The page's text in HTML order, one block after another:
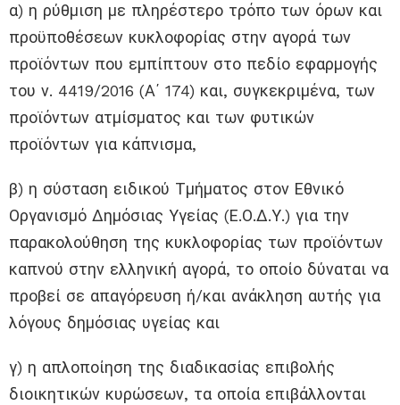
α) η ρύθμιση με πληρέστερο τρόπο των όρων και
προϋποθέσεων κυκλοφορίας στην αγορά των
προϊόντων που εμπίπτουν στο πεδίο εφαρμογής
του ν. 4419/2016 (Α΄ 174) και, συγκεκριμένα, των
προϊόντων ατμίσματος και των φυτικών
προϊόντων για κάπνισμα,
β) η σύσταση ειδικού Τμήματος στον Εθνικό
Οργανισμό Δημόσιας Υγείας (Ε.Ο.Δ.Υ.) για την
παρακολούθηση της κυκλοφορίας των προϊόντων
καπνού στην ελληνική αγορά, το οποίο δύναται να
προβεί σε απαγόρευση ή/και ανάκληση αυτής για
λόγους δημόσιας υγείας και
γ) η απλοποίηση της διαδικασίας επιβολής
διοικητικών κυρώσεων, τα οποία επιβάλλονται